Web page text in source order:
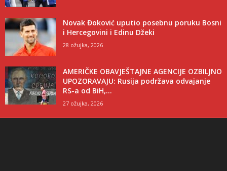
Novak Đoković uputio posebnu poruku Bosni
i Hercegovini i Edinu Džeki
28 ožujka, 2026
AMERIČKE OBAVJEŠTAJNE AGENCIJE OZBILJNO
UPOZORAVAJU: Rusija podržava odvajanje
RS-a od BiH,...
27 ožujka, 2026